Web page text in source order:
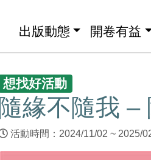
出版動態 開卷有益
想找好活動
隨緣不隨我 –
活動時間：2024/11/02 ~ 2025/